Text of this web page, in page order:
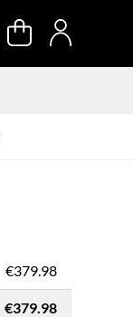
€379.98
€379.98